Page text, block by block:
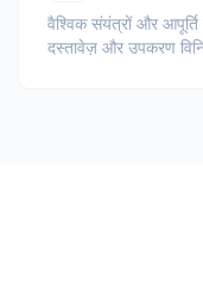
वैश्विक संयंत्रों और
दस्तावेज़ और उपकरण